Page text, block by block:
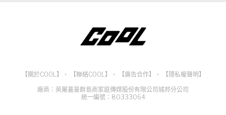
【關於COOL】 、 【聯絡COOL】 、 【廣告合作】 、
【隱私權聲明】
廠商：英屬蓋曼群島商家庭傳媒股份有限公司城邦分公司
統一編號：80333064